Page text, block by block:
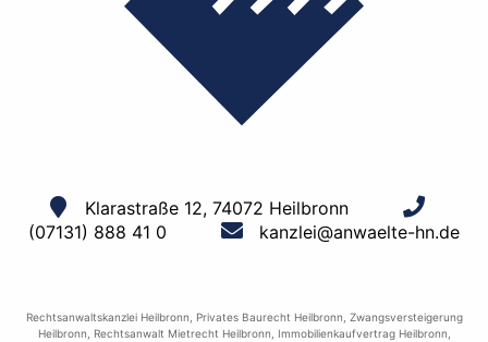
Klarastraße 12, 74072 Heilbronn
(07131) 888 41 0
kanzlei@anwaelte-hn.de
Rechtsanwaltskanzlei Heilbronn Privates Baurecht Heilbronn Zwangsversteigerung
Heilbronn
Rechtsanwalt Mietrecht Heilbronn Immobilienkaufvertrag Heilbronn